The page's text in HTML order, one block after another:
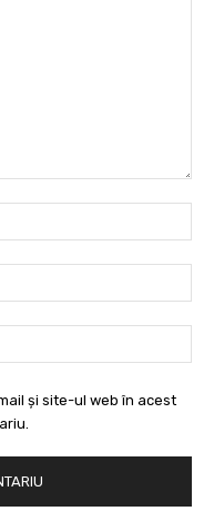
și site-ul web în acest